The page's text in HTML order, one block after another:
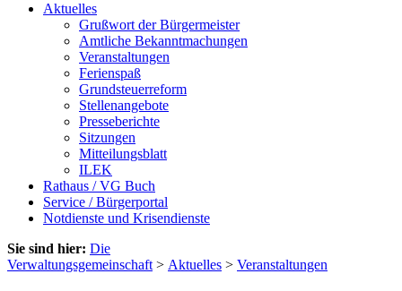
Aktuelles
Grußwort der Bürgermeister
Amtliche Bekanntmachungen
Veranstaltungen
Ferienspaß
Grundsteuerreform
Stellenangebote
Presseberichte
Sitzungen
Mitteilungsblatt
ILEK
Rathaus / VG Buch
Service / Bürgerportal
Notdienste und Krisendienste
Sie sind hier: Die
Verwaltungsgemeinschaft > Aktuelles > Veranstaltungen